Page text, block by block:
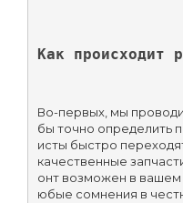
Как происходит
Во-первых, мы
бы точно определить
исты быстро
качественные
онт возможен в вашем
юбые сомнения в